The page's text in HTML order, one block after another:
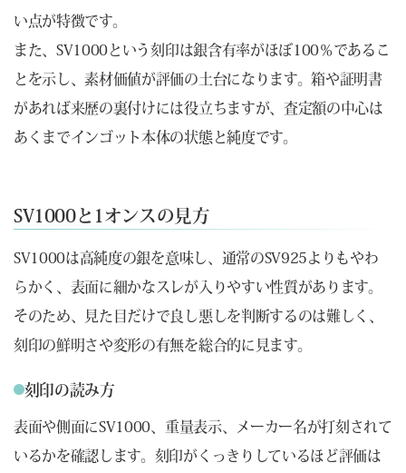
い点が特徴です。
また、SV1000という刻印は銀含有率がほぼ100％であるこ
とを示し、素材価値が評価の土台になります。箱や証明書
があれば来歴の裏付けには役立ちますが、査定額の中心は
あくまでインゴット本体の状態と純度です。
SV1000と1オンスの見方
SV1000は高純度の銀を意味し、通常のSV925よりもやわ
らかく、表面に細かなスレが入りやすい性質があります。
そのため、見た目だけで良し悪しを判断するのは難しく、
刻印の鮮明さや変形の有無を総合的に見ます。
刻印の読み方
表面や側面にSV1000、重量表示、メーカー名が打刻されて
いるかを確認します。刻印がくっきりしているほど評価は